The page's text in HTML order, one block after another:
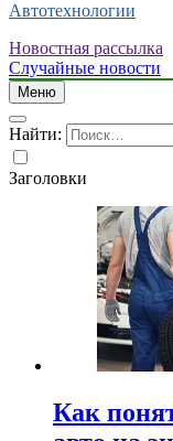
Автотехнологии
Новостная рассылка
Случайные новости
Меню
Найти:
Заголовки
Как